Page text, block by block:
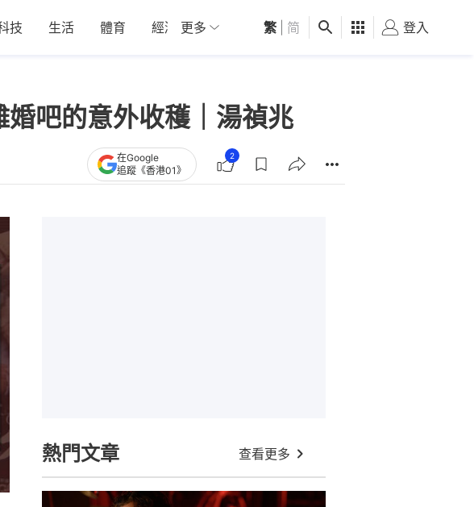
技 生活 體育 經濟 01深圳 觀點 健康 好食玩飛
更多 繁 简 登入
吧的意外收穫｜湯禎兆
在Google
追蹤《香港01》
2
熱門文章 查看更多